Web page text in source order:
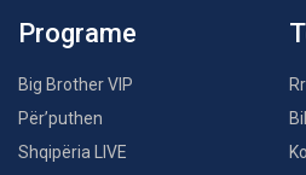
Programe
Big Brother VIP
Për’puthen
Shqipëria LIVE